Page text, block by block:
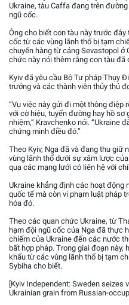
Ukraine, tàu Caffa đang trên
ngũ cốc.
Ông cho biết con tàu này trước
cốc từ các vùng lãnh thổ bị tạm
chuyến hàng từ cảng Sevastopol ở
chức này nói thêm rằng con tàu đã
Kyiv đã yêu cầu Bộ Tư pháp Thụy
trưởng và các thành viên thủy thủ
“Vụ việc này gửi đi một thông điệp
với cờ hiệu, tuyến đường hay hồ sơ
nhiệm,” Kravchenko nói. “Ukraine
chứng minh điều đó.”
Theo Kyiv, Nga đã và đang thu giữ
vùng lãnh thổ dưới sự xâm lược
qua các mạng lưới có liên hệ với
Ukraine khẳng định các hoạt động
quốc tế mà còn vi phạm luật pháp
hóa đó.
Theo các quan chức Ukraine, từ
hạm đội ngũ cốc của Nga đã thực
chiếm của Ukraine đến các nước
bất hợp pháp. Trong giai đoạn
khẩu từ các vùng lãnh thổ bị tạm
Sybiha cho biết.
[Kyiv Independent: Sweden
Ukrainian grain from Russian-